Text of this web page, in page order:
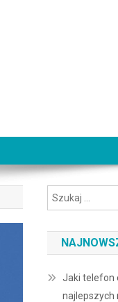
Jaki telefon
najlepszych